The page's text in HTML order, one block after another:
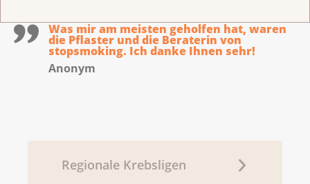
Was mir am meisten geholfen hat, waren
die Pflaster und die Beraterin von
stopsmoking. Ich danke Ihnen sehr!
Anonym
Regionale Krebsligen